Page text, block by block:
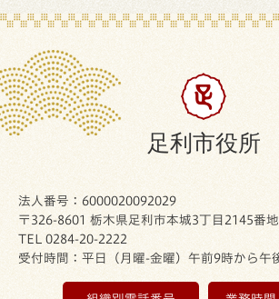
足利市役所
法人番号：6000020092029
〒326-8601 栃木県足利市本城3丁目2145番地
TEL 0284-20-2222
受付時間：平日（月曜-金曜）午前9時から午